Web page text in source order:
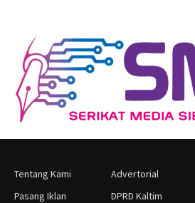
Tentang Kami
Pasang Iklan
Advertorial
DPRD Kaltim